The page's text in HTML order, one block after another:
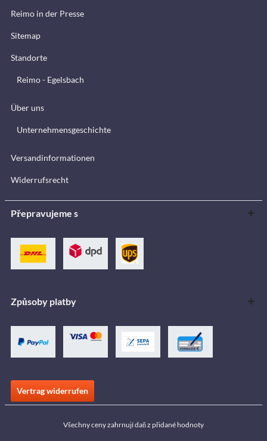
Reimo in der Presse
Sitemap
Standorte
Reimo - Egelsbach
Über uns
Unternehmensgeschichte
Versandinformationen
Widerrufsrecht
Přepravujeme s
Způsoby platby
Vertrag widerrufen
Všechny ceny zahrnují daň z přidané hodnoty